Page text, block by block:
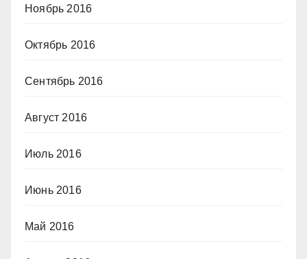
Ноябрь 2016
Октябрь 2016
Сентябрь 2016
Август 2016
Июль 2016
Июнь 2016
Май 2016